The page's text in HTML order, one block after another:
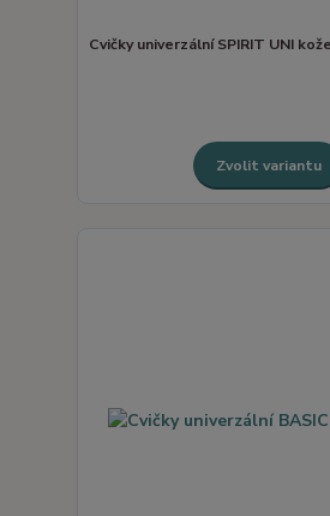
Cvičky univerzální SPIRIT UNI
Zvolit variantu